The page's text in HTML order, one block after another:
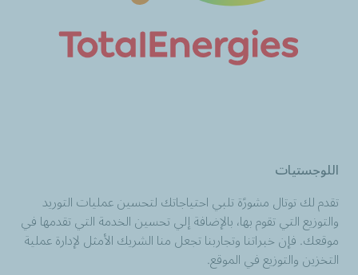
اللوجستيات
تقدم لك توتال مشورًة تلبي احتياجاتك لتحسين عمليات التوريد
والتوزيع التي تقوم بها، بالإضافة إلي تحسين الخدمة التي تقدمها في
موقعك. فإن خبراتنا وتجاربنا تجعل منا الشريك الأمثل لإدارة عملية
التخزين والتوزيع في الموقع.